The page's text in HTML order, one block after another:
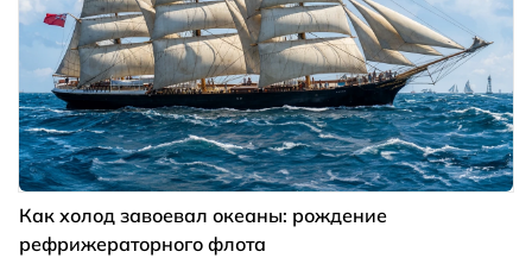
Как холод завоевал океаны: рождение
рефрижераторного флота